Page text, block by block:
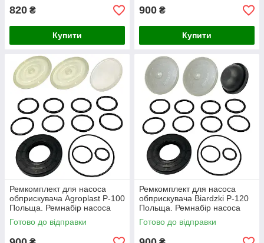
820 ₴
Купити
900 ₴
Купити
Ремкомплект для насоса
обприскувача Agroplast P-100
Польща. Ремнабір насоса
Агропласт 100.
Готово до відправки
Ремкомплект для насоса
обприскувача Biardzki P-120
Польща. Ремнабір насоса
Біардзки 120.
Готово до відправки